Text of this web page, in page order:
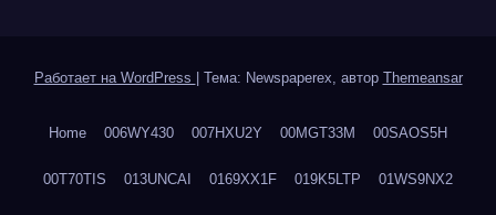
Работает на WordPress Тема: Newspaperex, автор Themeansar
Home 006WY430 007HXU2Y 00MGT33M 00SAOS5H
00T70TIS 013UNCAI 0169XX1F 019K5LTP 01WS9NX2